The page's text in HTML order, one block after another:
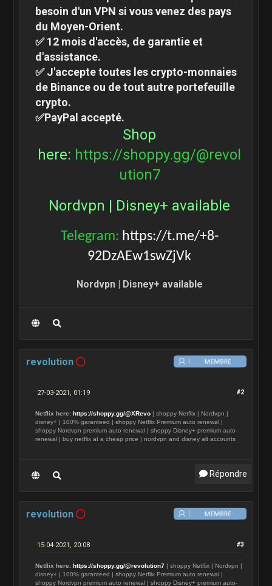
besoin d'un VPN si vous venez des pays
du Moyen-Orient.
✅ 12 mois d'accès, de garantie et
d'assistance.
✅ J'accepte toutes les crypto-monnaies
de Binance ou de tout autre portefeuille
crypto.
✅PayPal accepté.
Shop
here: https://shoppy.gg/@revol
ution7
Nordvpn | Disney+ available
Telegram: https://t.me/+8-
92DzAEw1swZjVk
Nordvpn | Disney+ available
revolution
#2
27-03-2021, 01:19
Netflix here: https://shoppy.gg/@XRevo | shoppy Netflix | Nordvpn |
disney+ | 100% garanteed | shoppy Netflix Premium auto renewal |
shoppy Nordvpn premium auto renewal | shoppy Disney+ premium auto-
renewal | buy netflix at a cheap price | nordvpn and disney alt accounts
Répondre
revolution
#3
15-04-2021, 20:08
Netflix here: https://shoppy.gg/@revolution7 | shoppy Netflix | Nordvpn |
disney+ | 100% garanteed | shoppy Netflix Premium auto renewal |
shoppy Nordvpn premium auto renewal | shoppy Disney+ premium auto-